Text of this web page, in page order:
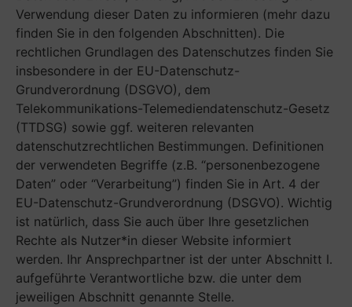
Verwendung dieser Daten zu informieren (mehr dazu
finden Sie in den folgenden Abschnitten). Die
rechtlichen Grundlagen des Datenschutzes finden Sie
insbesondere in der EU-Datenschutz-
Grundverordnung (DSGVO), dem
Telekommunikations-Telemediendatenschutz-Gesetz
(TTDSG) sowie ggf. weiteren relevanten
datenschutzrechtlichen Bestimmungen. Definitionen
der verwendeten Begriffe (z.B. “personenbezogene
Daten” oder “Verarbeitung”) finden Sie in Art. 4 der
EU-Datenschutz-Grundverordnung (DSGVO). Wichtig
ist natürlich, dass Sie auch über Ihre gesetzlichen
Rechte als Nutzer*in dieser Website informiert
werden. Ihr Ansprechpartner ist der unter Abschnitt I.
aufgeführte Verantwortliche bzw. die unter dem
jeweiligen Abschnitt genannte Stelle.